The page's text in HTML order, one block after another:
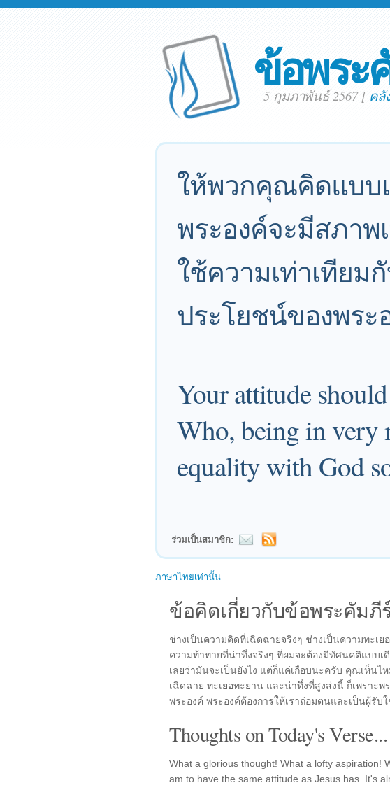
ข้อพระ
5 กุมภาพันธ์ 2567 [ คลั
ให้พวกคุณคิดแบบ
พระองค์จะมีสภาพ
ใช้ความเท่าเทียม
ประโยชน์ของพระ
Your attitude
Who, being in very
equality with God
ร่วมเป็นสมาชิก:
ภาษาไทยเท่านั้น
ข้อคิดเกี่ยวกับข้อพระคัมภี
ช่างเป็นความคิดที่เฉิดฉายจริงๆ ช่างเป็นความทะเย
ความท้าทายที่น่าทึ่งจริงๆ ที่ผมจะต้องมีทัศนคติแบบเ
เลยว่ามันจะเป็นยังไง แต่ก็แค่เกือบนะครับ คุณเห็นไห
เฉิดฉาย ทะเยอทะยาน และน่าทึ่งที่สูงส่งนี้ ก็เพราะพ
พระองค์ พระองค์ต้องการให้เราถ่อมตนและเป็นผู้รับ
Thoughts on Today's Verse...
What a glorious thought! What a lofty aspiration!
am to have the same attitude as Jesus has. It's